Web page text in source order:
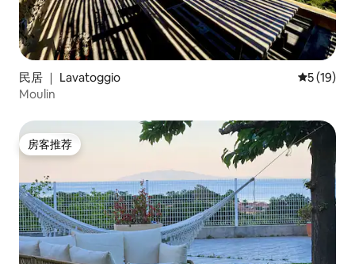
民居 ｜ Lavatoggio 平均评分
5 (19)
Moulin
房客推荐
房客推荐